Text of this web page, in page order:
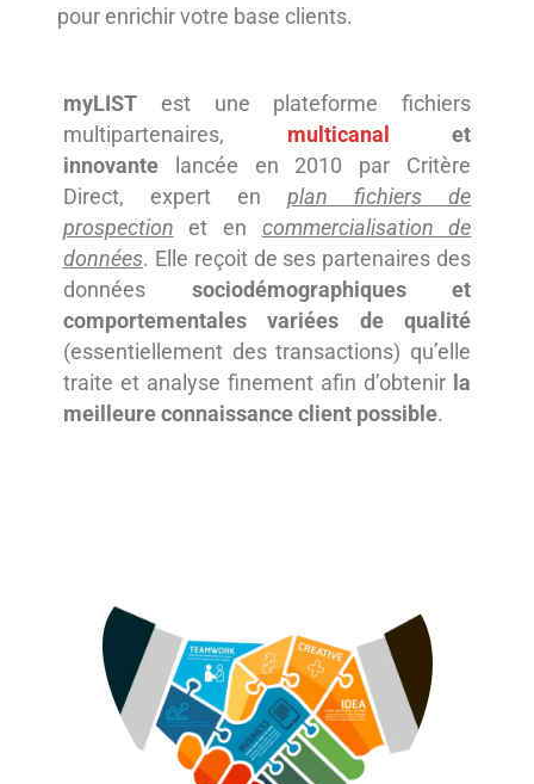
pour enrichir votre base clients.
myLISTest une plateforme fichiers
multipartenaires, multicanal
et
innovantelancée en 2010 par Critère
Direct, expert enplan fichiers de
prospection et en commercialisation de
données. Elle reçoit de ses partenaires des
données sociodémographiques et
comportementales variées de qualité
(essentiellement des transactions) qu’elle
traite et analyse finement afin d’obtenir la
meilleure connaissance client possible.